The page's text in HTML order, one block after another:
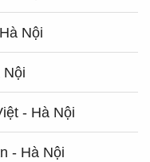
Nội
Nội
- Hà Nội
- Hà Nội